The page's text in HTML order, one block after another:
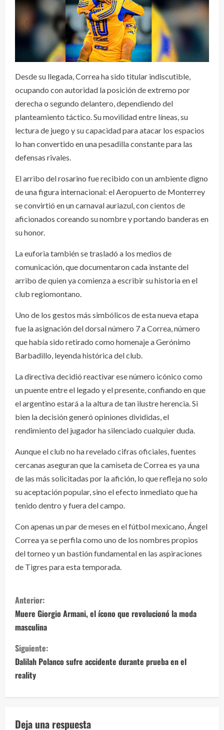
Desde su llegada, Correa ha sido titular indiscutible,
ocupando con autoridad la posición de extremo por
derecha o segundo delantero, dependiendo del
planteamiento táctico. Su movilidad entre líneas, su
lectura de juego y su capacidad para atacar los espacios
lo han convertido en una pesadilla constante para las
defensas rivales.
El arribo del rosarino fue recibido con un ambiente digno
de una figura internacional: el Aeropuerto de Monterrey
se convirtió en un carnaval auriazul, con cientos de
aficionados coreando su nombre y portando banderas en
su honor.
La euforia también se trasladó a los medios de
comunicación, que documentaron cada instante del
arribo de quien ya comienza a escribir su historia en el
club regiomontano.
Uno de los gestos más simbólicos de esta nueva etapa
fue la asignación del dorsal número 7 a Correa, número
que había sido retirado como homenaje a Gerónimo
Barbadillo, leyenda histórica del club.
La directiva decidió reactivar ese número icónico como
un puente entre el legado y el presente, confiando en que
el argentino estará a la altura de tan ilustre herencia. Si
bien la decisión generó opiniones divididas, el
rendimiento del jugador ha silenciado cualquier duda.
Aunque el club no ha revelado cifras oficiales, fuentes
cercanas aseguran que la camiseta de Correa es ya una
de las más solicitadas por la afición, lo que refleja no solo
su aceptación popular, sino el efecto inmediato que ha
tenido dentro y fuera del campo.
Con apenas un par de meses en el fútbol mexicano, Ángel
Correa ya se perfila como uno de los nombres propios
del torneo y un bastión fundamental en las aspiraciones
de Tigres para esta temporada.
S
i
g
u
e
l
e
Anterior:
Muere Giorgio Armani, el ícono que revolucionó la moda
masculina
Siguiente:
Dalilah Polanco sufre accidente durante prueba en el
reality
Deja una respuesta